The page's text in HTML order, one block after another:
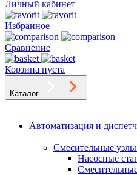
Личный кабинет
Избранное
Сравнение
Корзина пуста
Каталог
Автоматизация и
Смесительные
Насосные